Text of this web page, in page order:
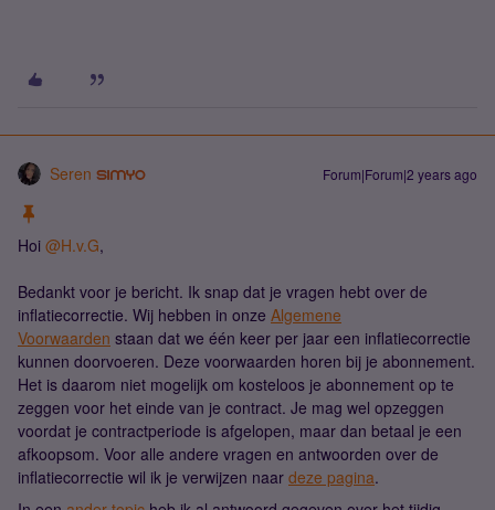
Seren Forum|Forum|2 years ago
Hoi @H.v.G,
Bedankt voor je bericht. Ik snap dat je vragen hebt over de
inflatiecorrectie. Wij hebben in onze Algemene
Voorwaarden staan dat we één keer per jaar een inflatiecorrectie
kunnen doorvoeren. Deze voorwaarden horen bij je abonnement.
Het is daarom niet mogelijk om kosteloos je abonnement op te
zeggen voor het einde van je contract. Je mag wel opzeggen
voordat je contractperiode is afgelopen, maar dan betaal je een
afkoopsom. Voor alle andere vragen en antwoorden over de
inflatiecorrectie wil ik je verwijzen naar deze pagina.